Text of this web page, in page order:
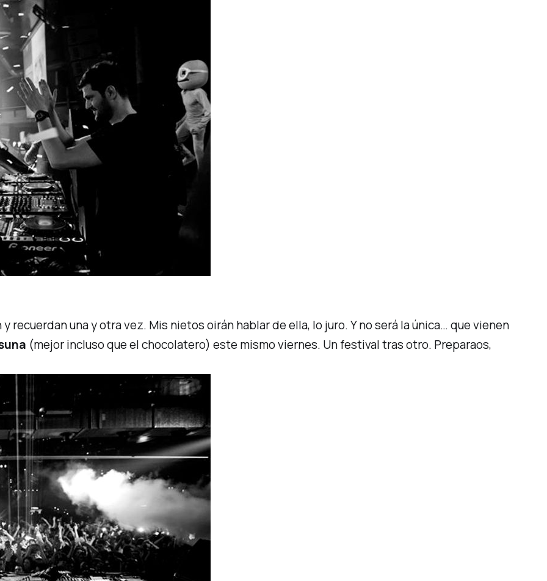
recuerdan una y otra vez. Mis nietos oirán hablar de ella, lo juro. Y no será la única… que vienen
(mejor incluso queel chocolatero) este mismo viernes. Un festival tras otro. Preparaos,